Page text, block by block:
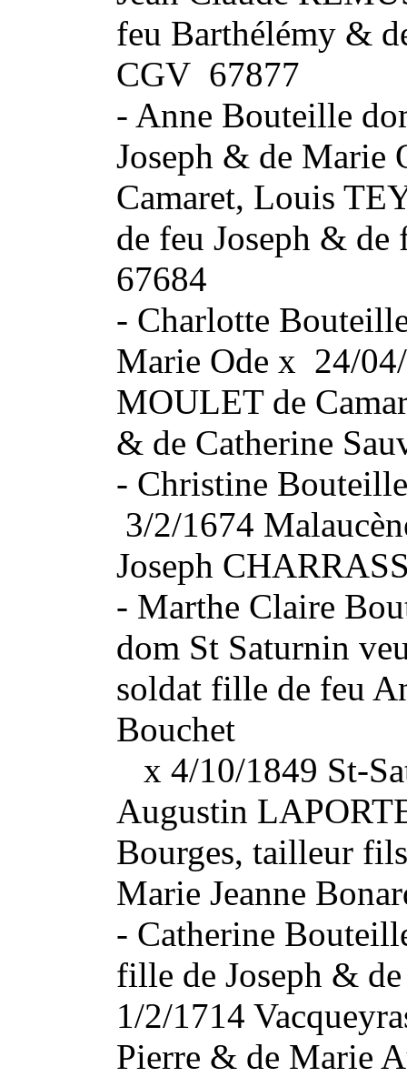
feu Barthélémy &
CGV 67877
- Anne Bouteille
Joseph & de Marie
Camaret, Louis
de feu Joseph &
67684
- Charlotte
Marie Ode x 24/
MOULET de
& de Catherine
- Christine
3/2/1674
Joseph
- Marthe Claire
dom St Saturnin
soldat fille de feu
Bouchet
x 4/10/1849 St-
Augustin
Bourges, tailleur
Marie Jeanne
- Catherine
fille de Joseph &
1/2/1714
Pierre & de Marie